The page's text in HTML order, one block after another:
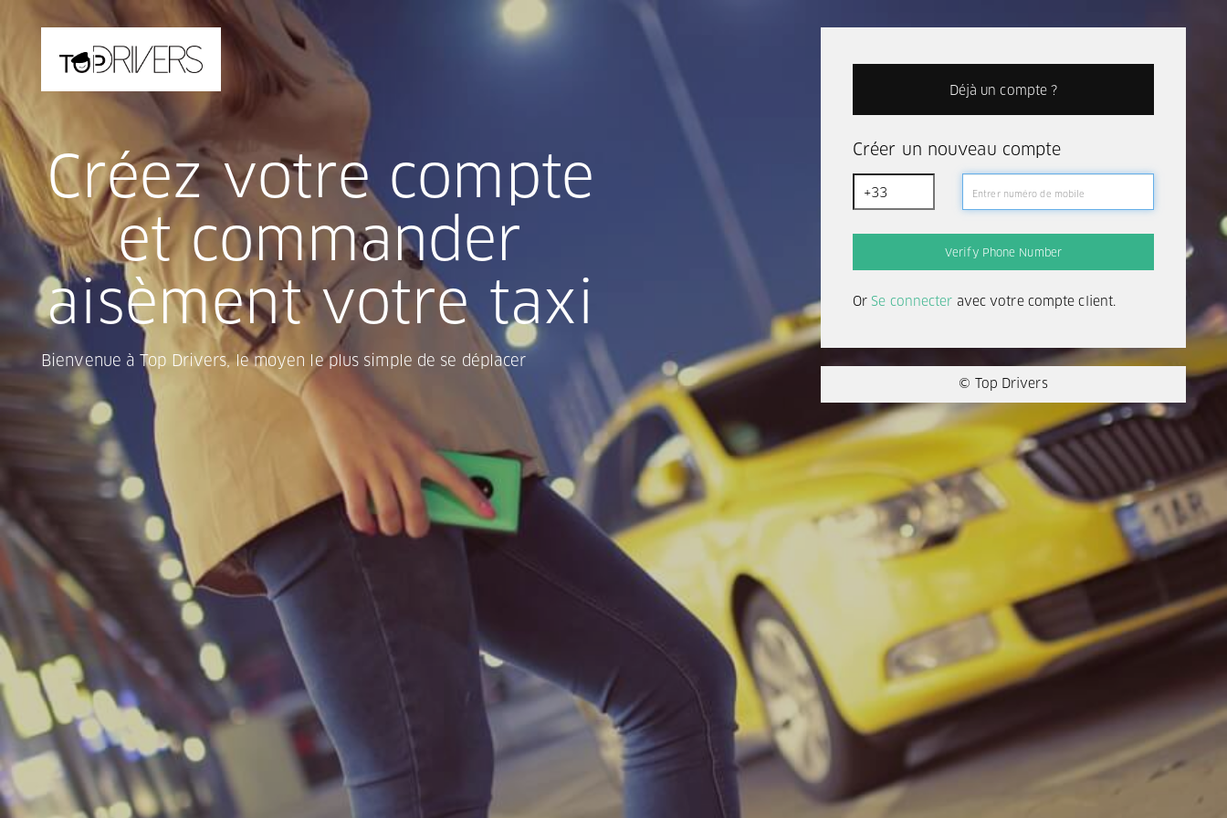
Créez votre compte
et commander
aisèment votre taxi
Bienvenue à Top Drivers, le moyen le plus simple de se déplacer
Déjà un compte ?
Créer un nouveau compte
Or Se connecter avec votre compte client.
© Top Drivers